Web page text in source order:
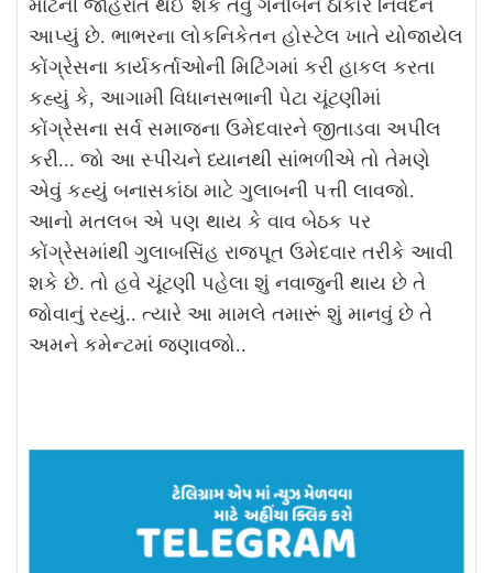
માટેની જાહેરાત થઈ શકે તેવું ગેનીબેન ઠાકોરે નિવેદન
આપ્યું છે. ભાભરના લોકનિકેતન હોસ્ટેલ ખાતે યોજાયેલ
કોંગ્રેસના કાર્યકર્તાઓની મિટિંગમાં કરી હાકલ કરતા
કહ્યું કે, આગામી વિધાનસભાની પેટા ચૂંટણીમાં
કોંગ્રેસના સર્વ સમાજના ઉમેદવારને જીતાડવા અપીલ
કરી... જો આ સ્પીચને ધ્યાનથી સાંભળીએ તો તેમણે
એવું કહ્યું બનાસકાંઠા માટે ગુલાબની પત્તી લાવજો.
આનો મતલબ એ પણ થાય કે વાવ બેઠક પર
કોંગ્રેસમાંથી ગુલાબસિંહ રાજપૂત ઉમેદવાર તરીકે આવી
શકે છે. તો હવે ચૂંટણી પહેલા શું નવાજુની થાય છે તે
જોવાનું રહ્યું.. ત્યારે આ મામલે તમારૂં શું માનવું છે તે
અમને કમેન્ટમાં જણાવજો..